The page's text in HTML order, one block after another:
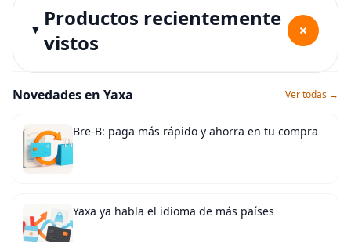
Productos recientemente
vistos
+
Novedades en Yaxa Ver todas →
Bre-B: paga más rápido y ahorra en tu compra
Yaxa ya habla el idioma de más países